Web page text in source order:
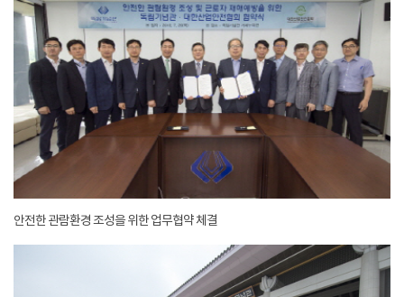
안전한 관람환경 조성을 위한 업무협약 체결